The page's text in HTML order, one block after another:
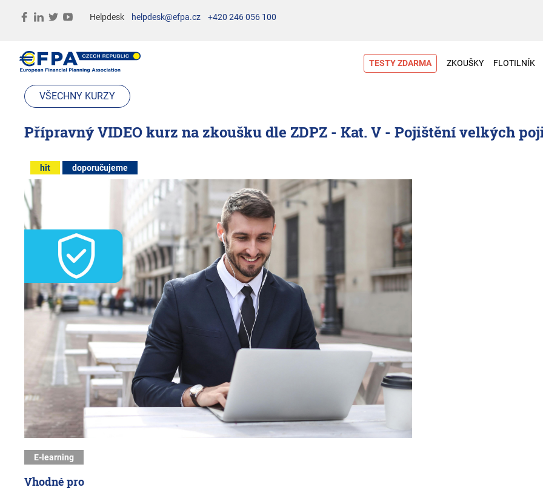
Helpdesk helpdesk@efpa.cz +420 246 056 100
TESTY ZDARMA ZKOUŠKY FLOTILNÍK
VŠECHNY KURZY
Přípravný VIDEO kurz na zkoušku dle ZDPZ - Kat. V - Pojištění velkých
hit doporučujeme
E-learning
Vhodné pro